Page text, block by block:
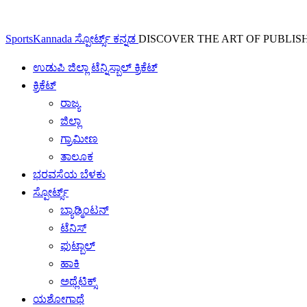
SportsKannada ಸ್ಪೋರ್ಟ್ಸ್ ಕನ್ನಡ DISCOVER THE ART OF
ಉಡುಪಿ ಜಿಲ್ಲಾ ಟೆನ್ನಿಸ್ಬಾಲ್ ಕ್ರಿಕೆಟ್
ಕ್ರಿಕೆಟ್
ರಾಜ್ಯ
ಜಿಲ್ಲಾ
ಗ್ರಾಮೀಣ
ತಾಲೂಕ
ಭರವಸೆಯ ಬೆಳಕು
ಸ್ಪೋರ್ಟ್ಸ್
ಬ್ಯಾಡ್ಮಿಂಟನ್
ಟೆನಿಸ್
ಫುಟ್ಬಾಲ್
ಹಾಕಿ
ಅಥ್ಲೆಟಿಕ್ಸ್
ಯಶೋಗಾಥೆ